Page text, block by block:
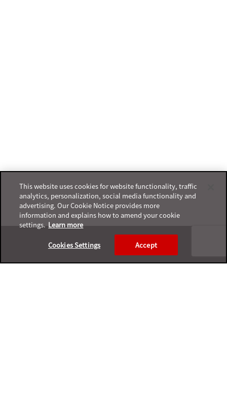
Footer
This website uses cookies for website functionality, traffic
analytics, personalization, social media functionality and
advertising. Our Cookie Notice provides more
information and explains how to amend your cookie
settings. Learn more
Cookies Settings Accept